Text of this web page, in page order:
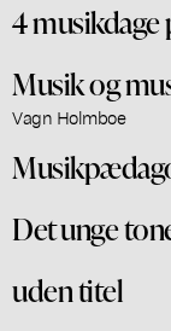
4 musikdage
Musik og
Vagn Holmboe
Det unge
uden titel